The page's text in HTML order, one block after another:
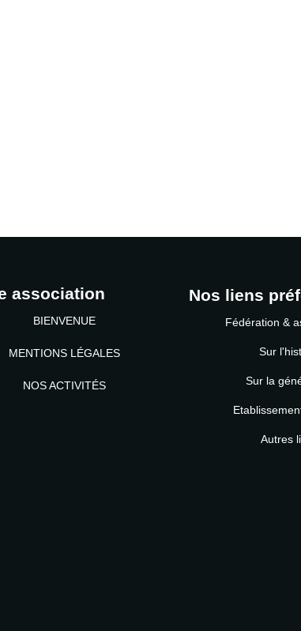
DE PASSE
association
BIENVENUE
MENTIONS LÉGALES
NOS ACTIVITÉS
Nos liens
Fédération &
Sur
Sur la
Autres